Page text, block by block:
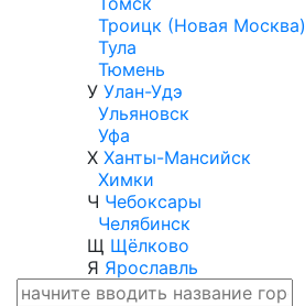
Троицк (Новая Москва)
Тула
Тюмень
У Улан-Удэ
Ульяновск
Уфа
Х Ханты-Мансийск
Химки
Ч Чебоксары
Челябинск
Щ Щёлково
Я Ярославль